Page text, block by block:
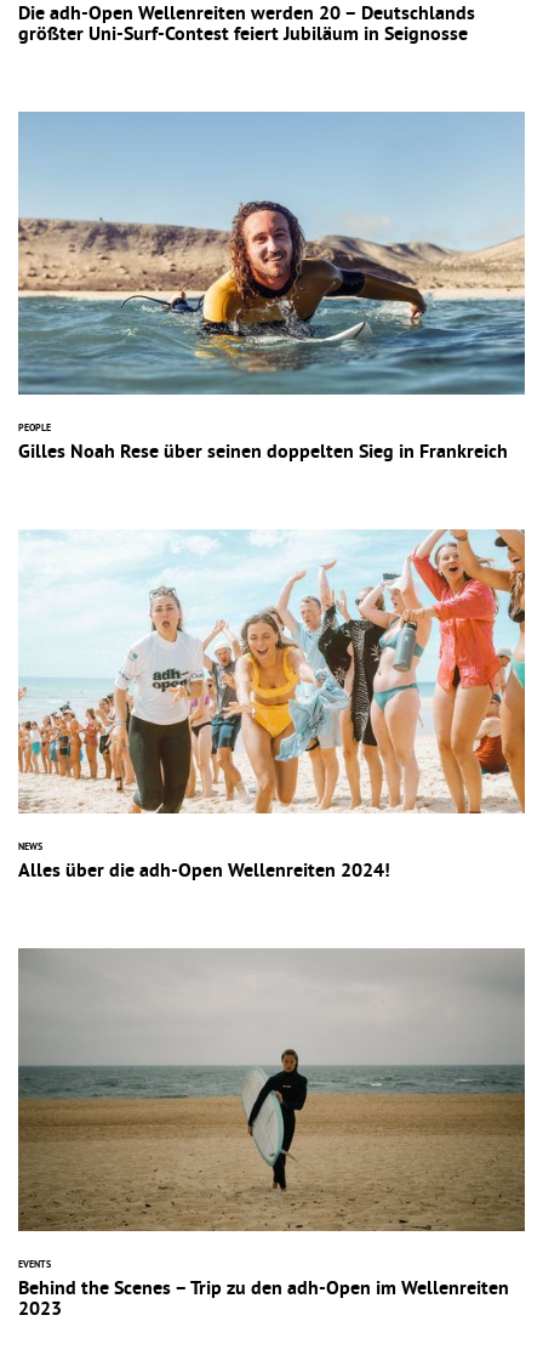
Die adh-Open Wellenreiten werden 20 – Deutschlands
größter Uni-Surf-Contest feiert Jubiläum in Seignosse
PEOPLE
Gilles Noah Rese über seinen doppelten Sieg in Frankreich
NEWS
Alles über die adh-Open Wellenreiten 2024!
EVENTS
Behind the Scenes – Trip zu den adh-Open im Wellenreiten
2023